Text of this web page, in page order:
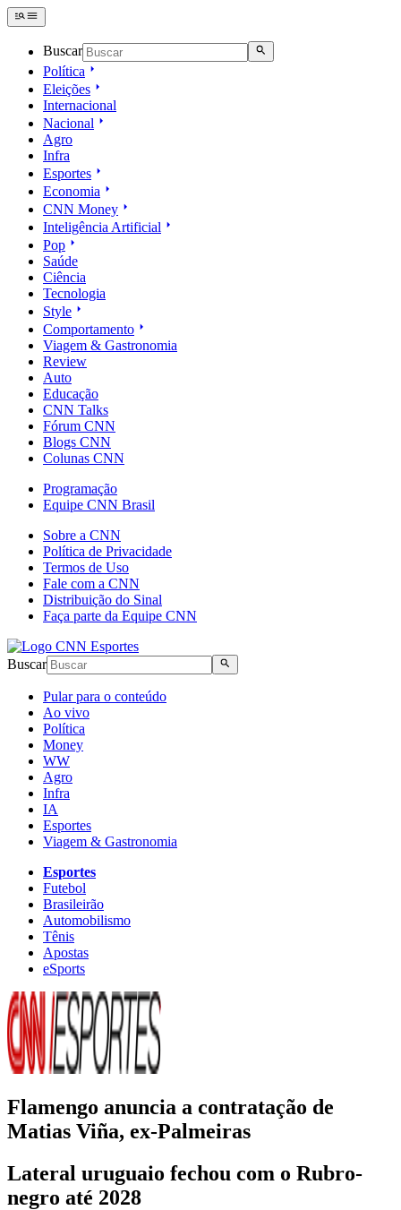
Buscar
Política
Eleições
Internacional
Nacional
Agro
Infra
Esportes
Economia
CNN Money
Inteligência Artificial
Pop
Saúde
Ciência
Tecnologia
Style
Comportamento
Viagem & Gastronomia
Review
Auto
Educação
CNN Talks
Fórum CNN
Blogs CNN
Colunas CNN
Programação
Equipe CNN Brasil
Sobre a CNN
Política de Privacidade
Termos de Uso
Fale com a CNN
Distribuição do Sinal
Faça parte da Equipe CNN
Buscar
Pular para o conteúdo
Ao vivo
Política
Money
WW
Agro
Infra
IA
Esportes
Viagem & Gastronomia
Esportes
Futebol
Brasileirão
Automobilismo
Tênis
Apostas
eSports
Flamengo anuncia a contratação de
Matias Viña, ex-Palmeiras
Lateral uruguaio fechou com o Rubro-
negro até 2028